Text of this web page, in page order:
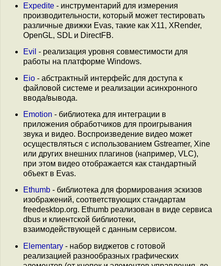
Expedite - инструментарий для измерения
производительности, который может тестировать
различные движки Evas, такие как X11, XRender,
OpenGL, SDL и DirectFB.
Evil - реализация уровня совместимости для
работы на платформе Windows.
Eio - абстрактный интерфейс для доступа к
файловой системе и реализации асинхронного
ввода/вывода.
Emotion - библиотека для интеграции в
приложения обработчиков для проигрывания
звука и видео. Воспроизведение видео может
осуществляться с использованием Gstreamer, Xine
или других внешних плагинов (например, VLC),
при этом видео отображается как стандартный
объект в Evas.
Ethumb - библиотека для формирования эскизов
изображений, соответствующих стандартам
freedesktop.org. Ethumb реализован в виде сервиса
dbus и клиентской библиотеки,
взаимодействующей с данным сервисом.
Elementary - набор виджетов с готовой
реализацией разнообразных графических